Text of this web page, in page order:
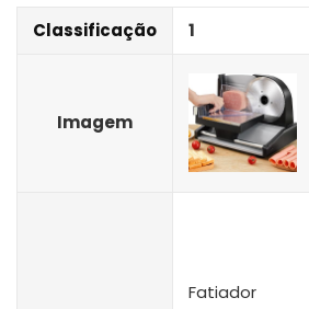
Classificação 1
Imagem
Fatiador